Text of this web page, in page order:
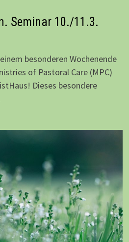
Seminar 10./11.3.
besonderen Wochenende
of Pastoral Care (MPC)
Dieses besondere